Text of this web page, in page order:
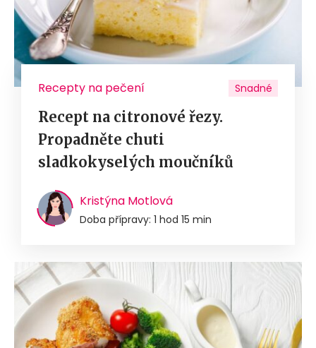
Recepty na pečení Snadné
Recept na citronové řezy.
Propadněte chuti
sladkokyselých moučníků
Kristýna Motlová
Doba přípravy: 1 hod 15 min